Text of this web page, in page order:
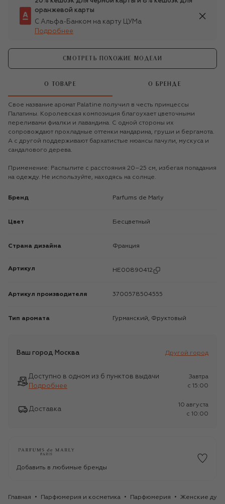
оранжевой карты
С Альфа-Банком на карту ЦУМа
Подробнее
СМОТРЕТЬ ПОХОЖИЕ МОДЕЛИ
О ТОВАРЕ О БРЕНДЕ
Свое название аромат Palatine получил в честь принцессы
Палатины. Королевская композиция благоухает цветочными
переливами фиалки и лавандина. С одной стороны их
сопровождают прохладные оттенки мандарина, груши и бергамота.
А с другой поддерживают бархатистые нюансы пачули, мускуса и
сандалового дерева.
Применение: Распылите с расстояния 20–25 см, избегая попадания
на одежду. Не используйте, находясь на солнце.
Бренд Parfums de Marly
Цвет Бесцветный
Страна дизайна Франция
Артикул HE00890412
Артикул производителя 3700578504555
Тип аромата Гурманский, Фруктовый
Ваш город Москва Другой город
Доступно в одном из 6 пунктов выдачи
Подробнее
Завтра
c 15:00
Доставка
10 августа
c 10:00
Добавить в любимые бренды
Главная Парфюмерия и косметика Парфюмерия Женские духи